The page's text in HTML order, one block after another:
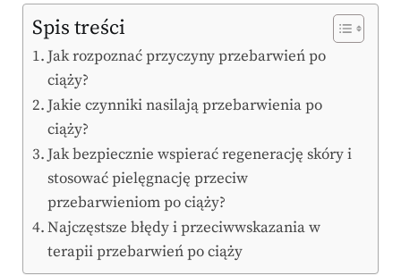
Spis treści
Jak rozpoznać przyczyny przebarwień po
ciąży?
Jakie czynniki nasilają przebarwienia po
ciąży?
Jak bezpiecznie wspierać regenerację skóry i
stosować pielęgnację przeciw
przebarwieniom po ciąży?
Najczęstsze błędy i przeciwwskazania w
terapii przebarwień po ciąży